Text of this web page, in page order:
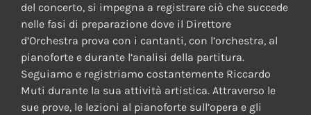
del concerto, si impegna a registrare ciò che succede
nelle fasi di preparazione dove il Direttore
d’Orchestra prova con i cantanti, con l’orchestra, al
pianoforte e durante l’analisi della partitura.
Seguiamo e registriamo costantemente Riccardo
Muti durante la sua attività artistica. Attraverso le
sue prove, le lezioni al pianoforte sull’opera e gli